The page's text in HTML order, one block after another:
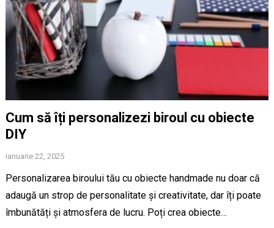
Cum să îți personalizezi biroul cu obiecte
DIY
ianuarie 22, 2025
Personalizarea biroului tău cu obiecte handmade nu doar că
adaugă un strop de personalitate și creativitate, dar îți poate
îmbunătăți și atmosfera de lucru. Poți crea obiecte…